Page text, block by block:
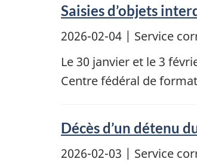
Saisies d’objets
2026-02-04 | Service
Le 30 janvier et le 3
Centre fédéral de
Décès d’un détenu
2026-02-03 | Service